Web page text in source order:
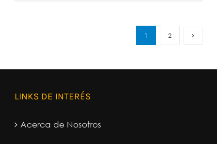
1 2
LINKS DE INTERÉS
Acerca de Nosotros